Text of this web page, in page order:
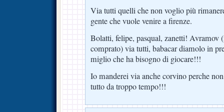
Via tutti quelli che non voglio più
gente che vuole venire a firenze.
Bolatti, felipe, pasqual, zanetti! Avramov
comprato) via tutti, babacar diamolo in
miglio che ha bisogno di giocare!!!
Io manderei via anche corvino perche
tutto da troppo tempo!!!